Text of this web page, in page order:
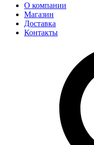
О компании
Магазин
Доставка
Контакты